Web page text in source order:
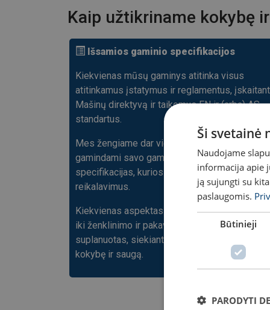
Kaip užtikriname kokybę
Išsamios gaminio specifikacijos
Kiekvienas mūsų gaminys atitinka visus
atitinkamus įstatymus ir reglamentus, įskaitant
Mašinų direktyvą ir taikomus EN ir (arba) AS
standartus.
Mes žengiame dar vieną žingsnį saugos
gamindami savo gaminius pagal išsamias
specifikacijas, kurios dažnai viršija standartų
reikalavimus.
Kiekvienas aspektas – nuo ​​techninių
iki ženklinimo ir pakavimo – yra kruopščiai
suplanuotas, siekiant užtikrinti aukščiausią
kokybę ir saugą.
Ši svetainė
Naudojame
informacija apie
ją sujungti su
paslaugomis.
Būtinieji
PARODYTI